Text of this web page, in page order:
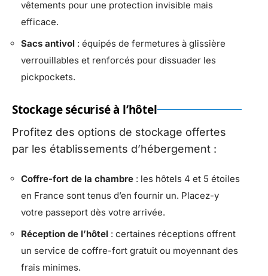
vêtements pour une protection invisible mais
efficace.
Sacs antivol : équipés de fermetures à glissière
verrouillables et renforcés pour dissuader les
pickpockets.
Stockage sécurisé à l’hôtel
Profitez des options de stockage offertes
par les établissements d’hébergement :
Coffre-fort de la chambre : les hôtels 4 et 5 étoiles
en France sont tenus d’en fournir un. Placez-y
votre passeport dès votre arrivée.
Réception de l’hôtel : certaines réceptions offrent
un service de coffre-fort gratuit ou moyennant des
frais minimes.